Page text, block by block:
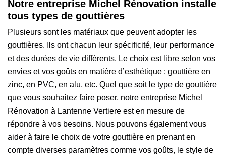
Notre entreprise Michel Rénovation installe
tous types de gouttières
Plusieurs sont les matériaux que peuvent adopter les
gouttières. Ils ont chacun leur spécificité, leur performance
et des durées de vie différents. Le choix est libre selon vos
envies et vos goûts en matière d’esthétique : gouttière en
zinc, en PVC, en alu, etc. Quel que soit le type de gouttière
que vous souhaitez faire poser, notre entreprise Michel
Rénovation à Lantenne Vertiere est en mesure de
répondre à vos besoins. Nous pouvons également vous
aider à faire le choix de votre gouttière en prenant en
compte diverses paramètres comme vos goûts, le style de